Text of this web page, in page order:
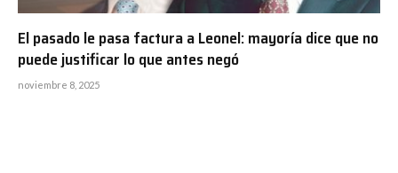
El pasado le pasa factura a Leonel: mayoría dice que no
puede justificar lo que antes negó
noviembre 8, 2025